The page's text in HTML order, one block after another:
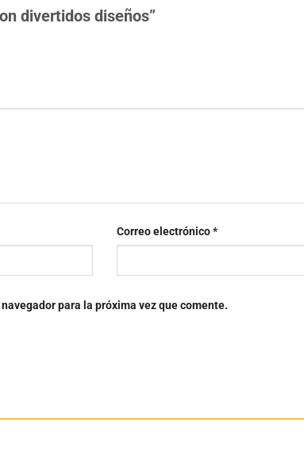
divertidos diseños”
Correo electrónico*
para la próxima vez que comente.